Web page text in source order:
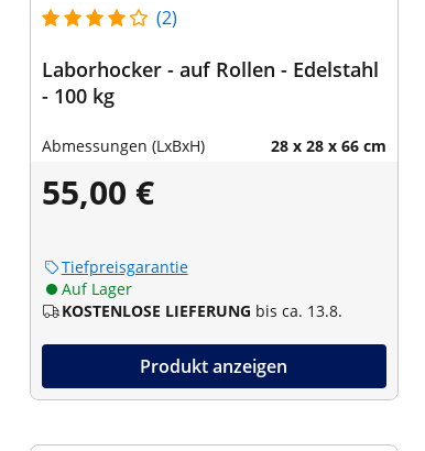
(2)
Laborhocker - auf Rollen - Edelstahl
- 100 kg
Abmessungen (LxBxH) 28 x 28 x 66 cm
55,00 €
Tiefpreisgarantie
Auf Lager
KOSTENLOSE LIEFERUNG bis ca. 13.8.
Produkt anzeigen